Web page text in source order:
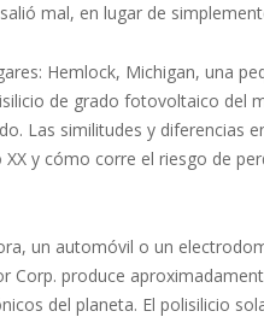
mal, en lugar de
Hemlock, Michigan, una
de grado fotovoltaico del
Las similitudes y diferencias
y cómo corre el riesgo de
un automóvil o un
Corp. produce
del planeta. El polisilicio